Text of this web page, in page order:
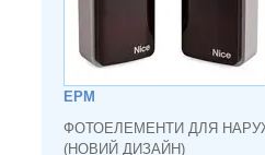
EPM
ФОТОЕЛЕМЕНТИ ДЛЯ
(НОВИЙ ДИЗАЙН)